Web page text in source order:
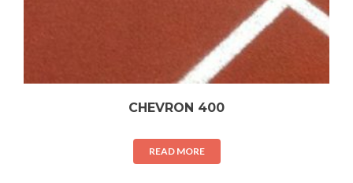
CHEVRON 400
READ MORE